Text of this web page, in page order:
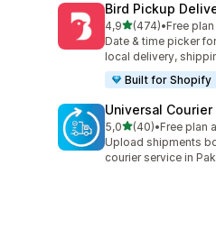
Bird Pickup
4,9de 5 estrelas
(474)
474 total de
•Free
Date & time picker
local delivery,
Built for Shopify
Universal
5,0de 5 estrelas
(40)
40 total de
•Free plan
Upload shipments
courier service in